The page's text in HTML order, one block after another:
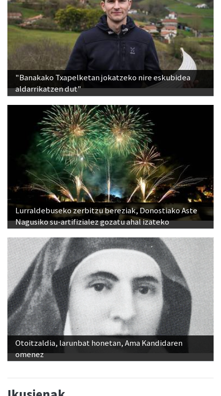
"Banakako Txapelketan jokatzeko nire eskubidea
aldarrikatzen dut"
Lurraldebuseko zerbitzu bereziak, Donostiako Aste
Nagusiko su-artifizialez gozatu ahal izateko
Otoitzaldia, larunbat honetan, Ama Kandidaren
omenez